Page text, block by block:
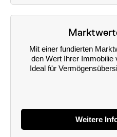
Mit einer fundierten
den Wert Ihrer
Ideal für
Weitere